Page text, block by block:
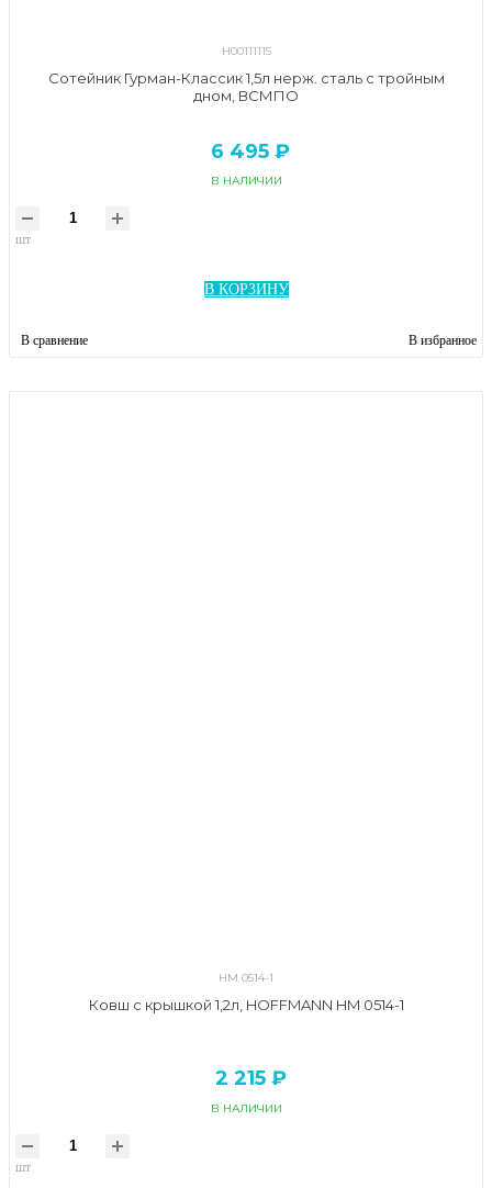
Н00111115
Сотейник Гурман-Классик 1,5л нерж. сталь с тройным
дном, ВСМПО
6 495 ₽
В НАЛИЧИИ
шт
В КОРЗИНУ
В сравнение В избранное
HM 0514-1
Ковш с крышкой 1,2л, HOFFMANN HM 0514-1
2 215 ₽
В НАЛИЧИИ
шт